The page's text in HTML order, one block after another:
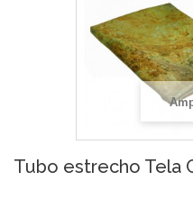
Tubo estrecho Tela